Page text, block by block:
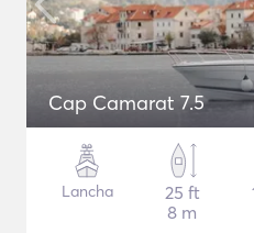
Cap Camarat 7.5
Lancha
25 ft
8 m